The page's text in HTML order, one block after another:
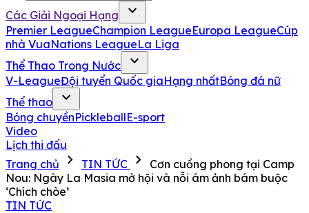
Các Giải Ngoại Hạng expand_more
Premier LeagueChampion LeagueEuropa LeagueCúp
nhà VuaNations LeagueLa Liga
Thể Thao Trong Nước
expand_more
V-LeagueĐội tuyển Quốc giaHạng nhấtBóng đá nữ
Thể thao
expand_more
Bóng chuyềnPickleballE-sport
Video
Lịch thi đấu
Trang chủ
chevron_right TIN TỨC chevron_right
Cơn cuồng phong tại Camp
Nou: Ngày La Masia mở hội và nỗi ám ảnh bám buộc
‘Chích chòe’
TIN TỨC